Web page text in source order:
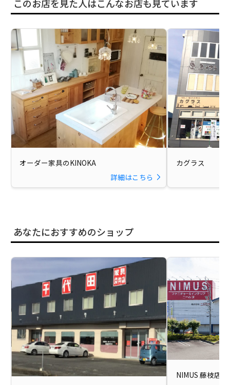
このお店を見た人はこんなお店も見ています
オーダー家具のKINOKA
詳細はこちら
カグラス
あなたにおすすめのショップ
NIMUS 藤枝店